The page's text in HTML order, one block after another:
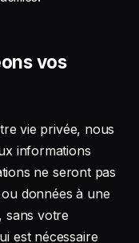
vos
vie privée, nous
informations
ne seront pas
données à une
sans votre
est nécessaire